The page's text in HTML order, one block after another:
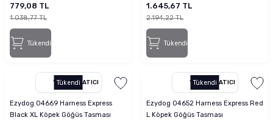
779,08 TL
1.038,77 TL
Tükendi
1.645,67 TL
2.194,22 TL
Tükendi
Tükendi
YETKILI SATICI
Ezydog 04669 Harness Express
Black XL Köpek Göğüs Tasması
Tükendi
YETKILI SATICI
Ezydog 04652 Harness Express Red
L Köpek Göğüs Tasması